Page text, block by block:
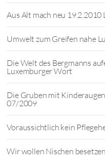
Aus Alt mach neu
Umwelt zum Greifen nahe
Die Welt des Bergmanns
Luxemburger Wort
Die Gruben mit
07/2009
Voraussichtlich kein
Wir wollen Nischen